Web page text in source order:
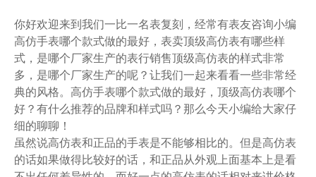
你好欢迎来到我们一比一名表复刻，经常有表友咨询小编
高仿手表哪个款式做的最好，表卖顶级高仿表有哪些样
式，是哪个厂家生产的表行销售顶级高仿表的样式非常
多，是哪个厂家生产的呢？让我们一起来看看一些非常经
典的风格。高仿手表哪个款式做的最好，顶级高仿表哪个
好？有什么推荐的品牌和样式吗？那么今天小编给大家仔
细的聊聊！
虽然说高仿表和正品的手表是不能够相比的。但是高仿表
的话如果做得比较好的话，和正品从外观上面基本上是看